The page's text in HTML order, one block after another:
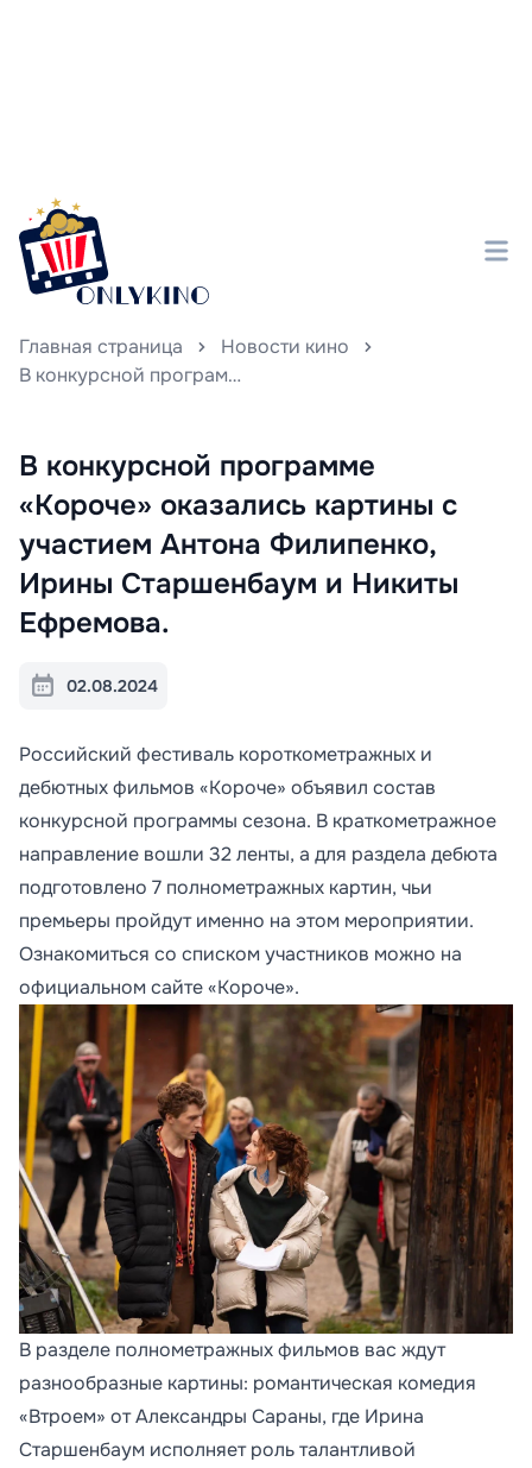
Главная страница
Новости кино
В конкурсной программе «Короче» оказались картины с участием Антона Филипенко, Ирины Старшенбаум и Никиты Ефремова.
В конкурсной программе
«Короче» оказались картины с
участием Антона Филипенко,
Ирины Старшенбаум и Никиты
Ефремова.
02.08.2024
Российский фестиваль короткометражных и
дебютных фильмов «Короче» объявил состав
конкурсной программы сезона. В краткометражное
направление вошли 32 ленты, а для раздела дебюта
подготовлено 7 полнометражных картин, чьи
премьеры пройдут именно на этом мероприятии.
Ознакомиться со списком участников можно на
официальном сайте «Короче».
В разделе полнометражных фильмов вас ждут
разнообразные картины: романтическая комедия
«Втроем» от Александры Сараны, где Ирина
Старшенбаум исполняет роль талантливой